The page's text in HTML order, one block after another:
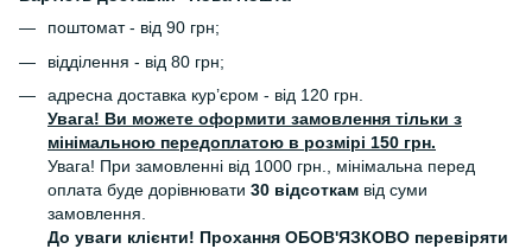
поштомат - від 90 грн;
відділення - від 80 грн;
адресна доставка кур’єром - від 120 грн.
Увага! Ви можете оформити замовлення тільки з
мінімальною передоплатою в розмірі 150 грн.
Увага! При замовленні від 1000 грн., мінімальна перед
оплата буде дорівнювати 30 відсоткам від суми
замовлення.
До уваги клієнти! Прохання ОБОВ'ЯЗКОВО перевіряти